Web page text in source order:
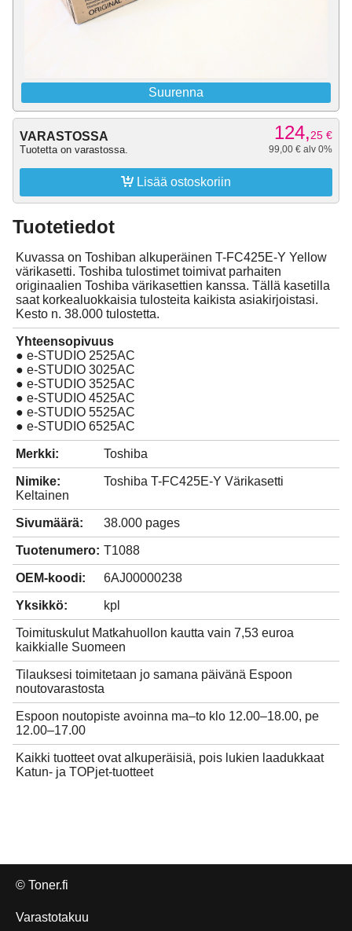
Suurenna
VARASTOSSA
Tuotetta on varastossa.
124,25 €
99,00 € alv 0%
 Lisää ostoskoriin
Tuotetiedot
Kuvassa on Toshiban alkuperäinen T-FC425E-Y Yellow
värikasetti. Toshiba tulostimet toimivat parhaiten
originaalien Toshiba värikasettien kanssa. Tällä kasetilla
saat korkealuokkaisia tulosteita kaikista asiakirjoistasi.
Kesto n. 38.000 tulostetta.
Yhteensopivuus
● e-STUDIO 2525AC
● e-STUDIO 3025AC
● e-STUDIO 3525AC
● e-STUDIO 4525AC
● e-STUDIO 5525AC
● e-STUDIO 6525AC
Merkki: Toshiba
Nimike:
Toshiba T-FC425E-Y Värikasetti
Keltainen
Sivumäärä: 38.000 pages
Tuotenumero: T1088
OEM-koodi: 6AJ00000238
Yksikkö: kpl
Toimituskulut Matkahuollon kautta vain 7,53 euroa
kaikkialle Suomeen
Tilauksesi toimitetaan jo samana päivänä Espoon
noutovarastosta
Espoon noutopiste avoinna ma–to klo 12.00–18.00, pe
12.00–17.00
Kaikki tuotteet ovat alkuperäisiä, pois lukien laadukkaat
Katun- ja TOPjet-tuotteet
© Toner.fi
Varastotakuu